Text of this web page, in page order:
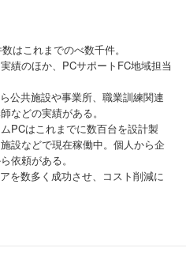
、プロバイダ取次店契約などを行
、雑誌、Web記事など各種メディ
行っている。
はこれまでのべ数千件。
績のほか、PCサポートFC地域担当
公共施設や事業所、職業訓練関連
などの実績がある。
PCはこれまでに数百台を設計製
設などで現在稼働中。個人から企
依頼がある。
を数多く成功させ、コスト削減に
トパソコン支援協会」を設置。